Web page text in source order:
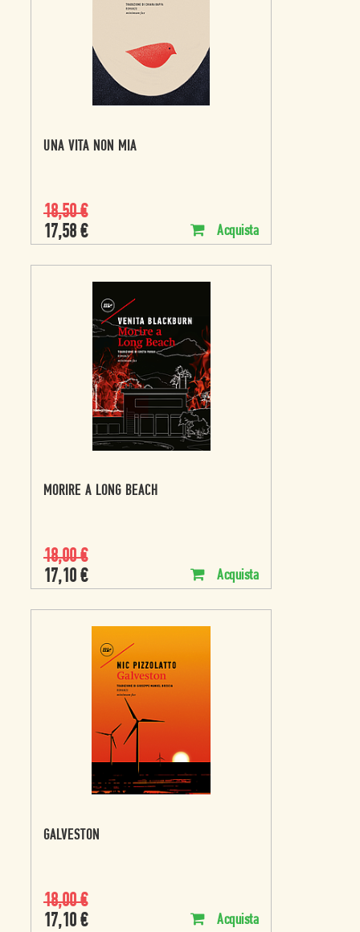
UNA VITA NON MIA
18,50€
17,58 € Acquista
MORIRE A LONG BEACH
18,00€
17,10 € Acquista
GALVESTON
18,00€
17,10 € Acquista